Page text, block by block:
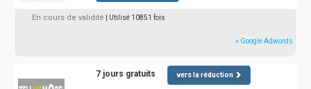
En cours de validité | Utilisé 10851 fois
» Google Adwords
7 jours gratuits vers la réduction